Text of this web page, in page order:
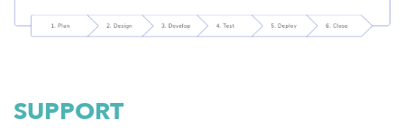
SUPPORT